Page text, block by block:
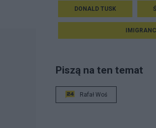
DONALD TUSK
Piszą na ten temat
Rafał Woś